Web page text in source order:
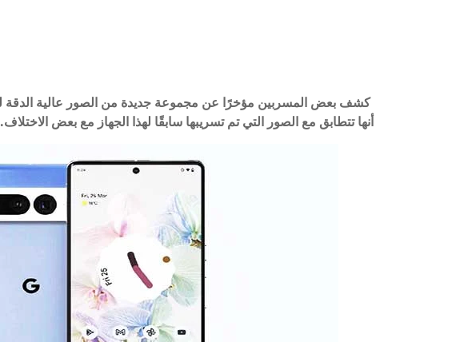
أنها تتطابق مع الصور التي تم تسريبها سابقًا لهذا الجهاز مع بعض الاختلاف.